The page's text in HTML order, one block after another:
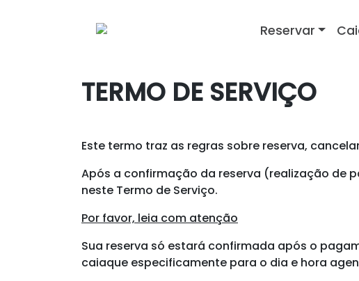
Reservar
TERMO DE SERVIÇO
Este termo traz as regras sobre reserva,
Após a confirmação da reserva (realização de
neste Termo de Serviço.
Por favor, leia com atenção
Sua reserva só estará confirmada após o
caiaque especificamente para o dia e hora